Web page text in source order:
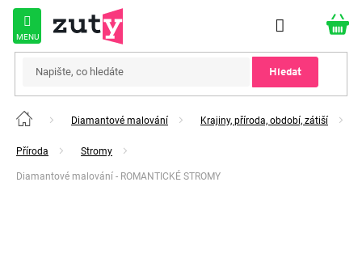
Přejít
obsah
Hledat
Domů Diamantové malování Krajiny, příroda, období, zátiší
Příroda Stromy
Diamantové malování - ROMANTICKÉ STROMY